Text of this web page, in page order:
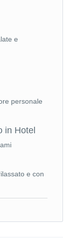
e
personale
in Hotel
e con